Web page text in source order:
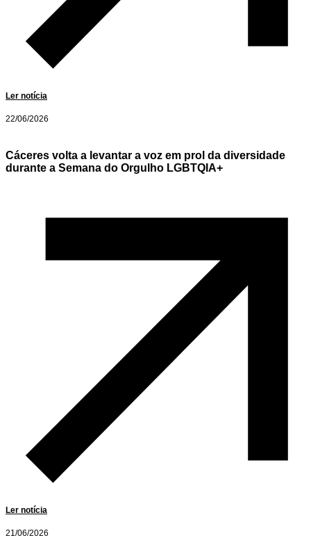
Ler notícia
22/06/2026
Cáceres volta a levantar a voz em prol da diversidade
durante a Semana do Orgulho LGBTQIA+
Ler notícia
21/06/2026